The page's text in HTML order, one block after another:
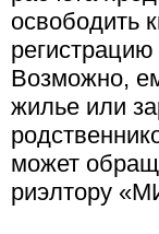
освободить
Возможно,
жилье или
может
риэлтору